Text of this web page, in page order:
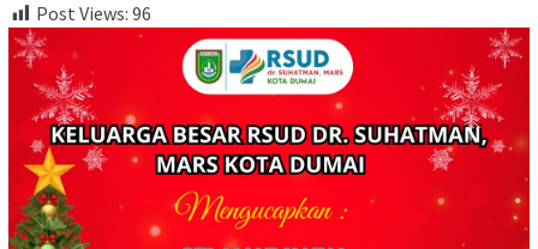
Post Views: 96